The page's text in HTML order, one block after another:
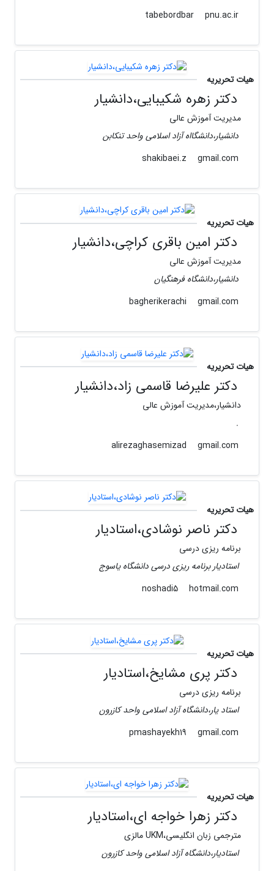
tabebordbar
pnu.ac.ir
هیات تحریریه
دکتر زهره شکیبایی،دانشیار
مدیریت آموزش عالی
دانشیار،دانشگااه آزاد اسلامی واحد تنکابن
gmail.com
هیات تحریریه
دکتر امین باقری کراچی،دانشیار
مدیریت آموزش عالی
دانشیار،دانشگاه فرهنگیان
gmail.com
هیات تحریریه
دکتر علیرضا قاسمی زاد،دانشیار
دانشیار،مدیریت آموزش عالی
.
gmail.com
هیات تحریریه
دکتر ناصر نوشادی،استادیار
برنامه ریزی درسی
استادیار برنامه ریزی درسی دانشگاه یاسوج
hotmail.com
هیات تحریریه
دکتر پری مشایخ،استادیار
برنامه ریزی درسی
استاد یار،دانشگاه آزاد اسلامی واحد کازرون
gmail.com
هیات تحریریه
دکتر زهرا خواجه ای،استادیار
مترجمی زبان انگلیسی،UKM مالزی
استادیار،دانشگاه آزاد اسلامی واحد کازرون